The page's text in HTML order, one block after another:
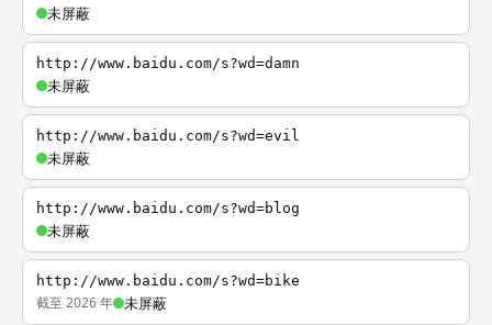
未屏蔽
http://www.baidu.com/s?wd=damn
未屏蔽
http://www.baidu.com/s?wd=evil
未屏蔽
http://www.baidu.com/s?wd=blog
未屏蔽
http://www.baidu.com/s?wd=bike
截至 2026 年 未屏蔽